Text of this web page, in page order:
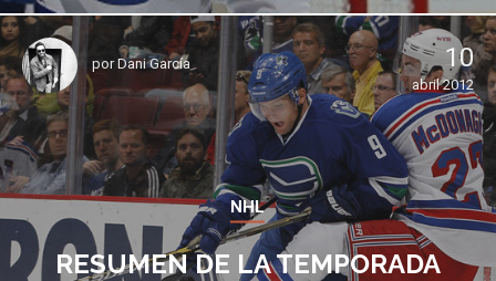
porDani García 10
abril 2012
NHL
RESUMEN DE LA TEMPORADA